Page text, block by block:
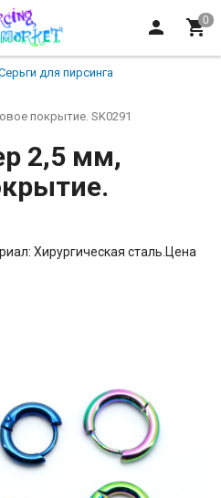
для пирсинга
покрытие. SK0291
2,5 мм,
Хирургическая сталь.Цена